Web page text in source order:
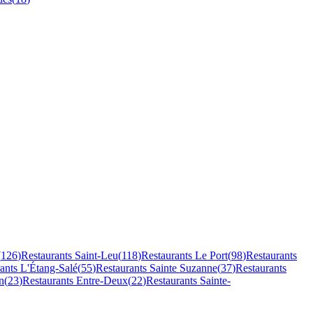
126)Restaurants Saint-Leu(118)Restaurants Le Port(98)Restaurants
L'Étang-Salé(55)Restaurants Sainte Suzanne(37)Restaurants
(23)Restaurants Entre-Deux(22)Restaurants Sainte-